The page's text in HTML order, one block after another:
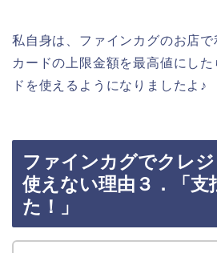
私自身は、ファインカグのお店で
カードの上限金額を最高値にし
ドを使えるようになりましたよ♪
ファインカグでクレ
使えない理由３．「支
た！」